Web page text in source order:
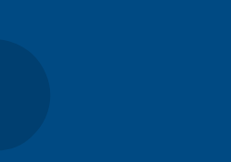
Spezifikationen und